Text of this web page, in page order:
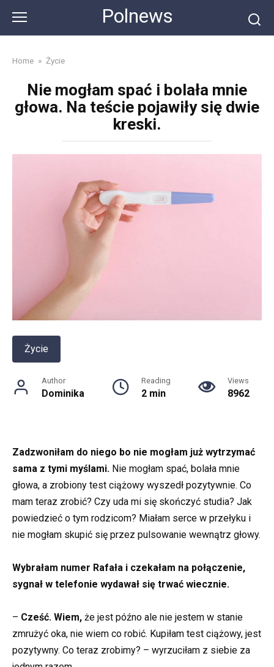
content
Polnews
Home » Życie
Nie mogłam spać i bolała mnie
głowa. Na teście pojawiły się dwie
kreski.
Życie
Author
Dominika
Reading
2 min
Views
8962
Zadzwoniłam do niego bo nie mogłam już wytrzymać
sama z tymi myślami. Nie mogłam spać, bolała mnie
głowa, a zrobiony test ciążowy wyszedł pozytywnie. Co
mam teraz zrobić? Czy uda mi się skończyć studia? Jak
powiedzieć o tym rodzicom? Miałam serce w przełyku i
nie mogłam skupić się przez pulsowanie wewnątrz głowy.
Wybrałam numer Rafała i czekałam na połączenie,
sygnał w telefonie wydawał się trwać wiecznie.
– Cześć. Wiem, że jest późno ale nie jestem w stanie
zmrużyć oka, nie wiem co robić. Kupiłam test ciążowy, jest
pozytywny. Co teraz zrobimy? – wyrzuciłam z siebie za